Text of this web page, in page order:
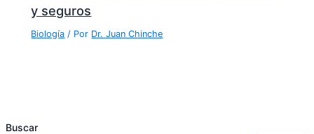
y seguros
Biología / Por Dr. Juan Chinche
Buscar